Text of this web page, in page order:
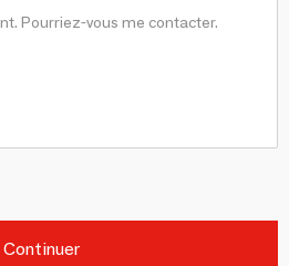
Continuer